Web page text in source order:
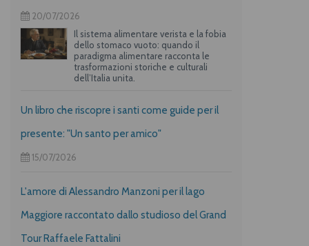
20/07/2026
Il sistema alimentare verista e la fobia
dello stomaco vuoto: quando il
paradigma alimentare racconta le
trasformazioni storiche e culturali
dell’Italia unita.
Un libro che riscopre i santi come guide per il
presente: "Un santo per amico"
15/07/2026
L'amore di Alessandro Manzoni per il lago
Maggiore raccontato dallo studioso del Grand
Tour Raffaele Fattalini